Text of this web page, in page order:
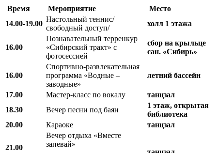
Время Мероприятие
Место
14.00-19.00
Настольный теннис/
свободный доступ/
холл 1 этажа
16.00
Познавательный терренкур
«Сибирский тракт» с
фотосессией
сбор на крыльце
сан. «Сибирь»
16.00
Спортивно-развлекательная
программа «Водные –
заводные»
летний бассейн
17.00 Мастер-класс по вокалу
танцзал
18.30
Вечер песни под баян
1 этаж, открытая
библиотека
20.00
Караоке танцзал
21.00
Вечер отдыха «Вместе
запевай»